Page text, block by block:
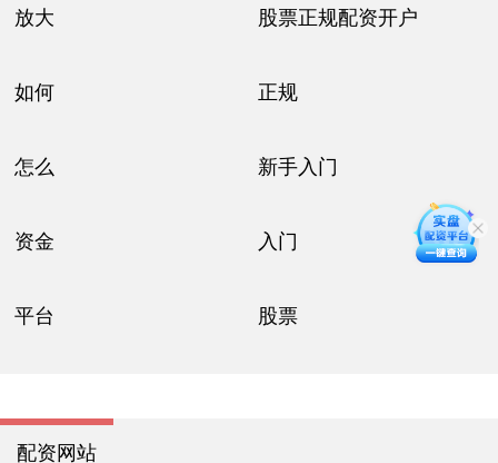
放大 股票正规配资开户
如何 正规
怎么 新手入门
资金 入门
平台 股票
配资网站